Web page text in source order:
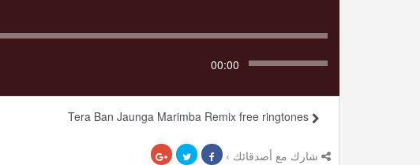
00:00
شارك مع أصدقائك ›